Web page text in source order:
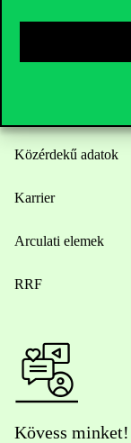
Közérdekű adatok
Karrier
Arculati elemek
RRF
Kövess minket!